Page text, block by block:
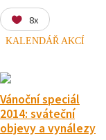
8x
KALENDÁŘ AKCÍ
Vánoční speciál
2014: sváteční
objevy a vynálezy